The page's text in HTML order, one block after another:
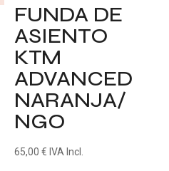
FUNDA DE
ASIENTO
KTM
ADVANCED
NARANJA/
NGO
65,00€ IVA Incl.